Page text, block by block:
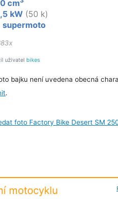
cm
kW (50 k)
supermoto
uživatel bikes
bajku není uvedena obecná
.
foto Factory Bike Desert SM
motocyklu